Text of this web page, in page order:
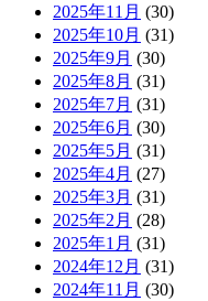
2025年11月 (30)
2025年10月 (31)
2025年9月 (30)
2025年8月 (31)
2025年7月 (31)
2025年6月 (30)
2025年5月 (31)
2025年4月 (27)
2025年3月 (31)
2025年2月 (28)
2025年1月 (31)
2024年12月 (31)
2024年11月 (30)